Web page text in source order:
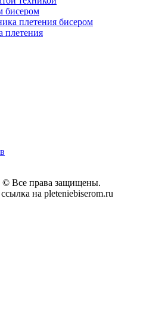
бисером
плетения бисером
плетения
© Все права защищены.
на pleteniebiserom.ru